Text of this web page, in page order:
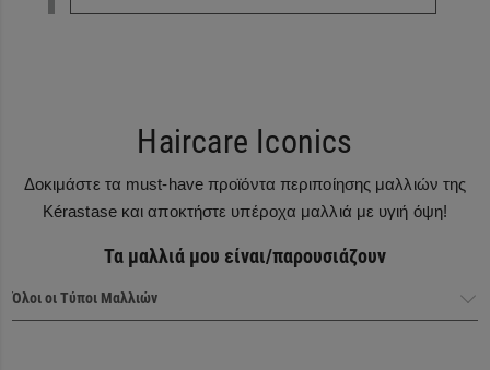
Haircare Iconics
Δοκιμάστε τα must-have προϊόντα περιποίησης μαλλιών της
Kérastase και αποκτήστε υπέροχα μαλλιά με υγιή όψη!
Τα μαλλιά μου είναι/παρουσιάζουν